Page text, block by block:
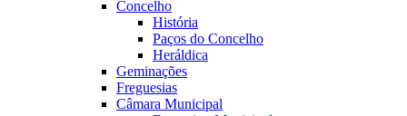
Concelho
História
Paços do Concelho
Heráldica
Geminações
Freguesias
Câmara Municipal